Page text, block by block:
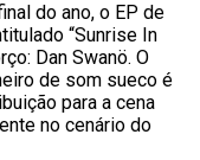
do ano, o EP de
“Sunrise In
Dan Swanö. O
de som sueco é
para a cena
no cenário do